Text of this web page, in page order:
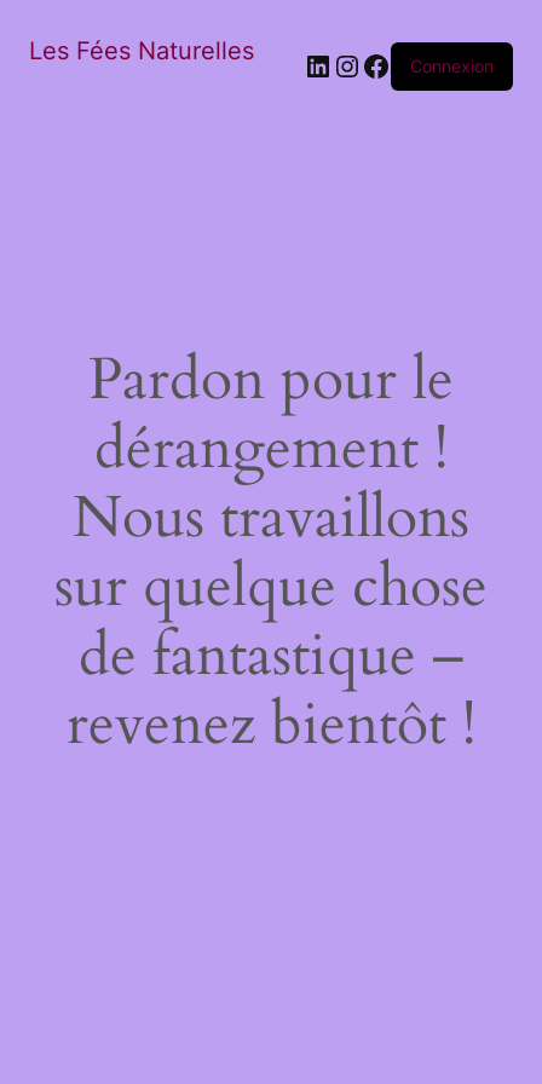
Les Fées Naturelles LinkedIn
Instagram
Facebook
Connexion
Pardon pour le
dérangement !
Nous travaillons
sur quelque chose
de fantastique –
revenez bientôt !